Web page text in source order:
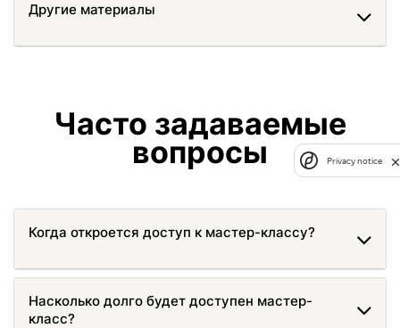
Другие материалы
Часто задаваемые
вопросы
Когда откроется доступ к мастер-классу?
Насколько долго будет доступен мастер-
класс?
Privacy notice